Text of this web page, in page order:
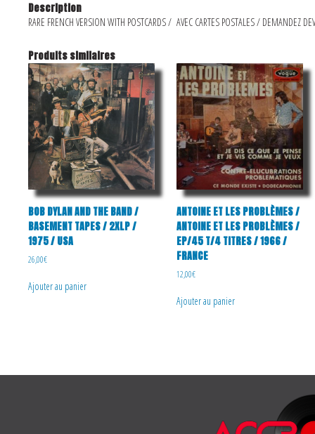
Description
RARE FRENCH VERSION WITH POSTCARDS / AVEC CARTES POSTALES / DEMANDEZ
Produits similaires
BOB DYLAN AND THE BAND /
BASEMENT TAPES / 2XLP /
1975 / USA
26,00€
Ajouter au panier
ANTOINE ET LES PROBLÈMES /
ANTOINE ET LES PROBLÈMES /
EP/45 T/4 TITRES / 1966 /
FRANCE
12,00€
Ajouter au panier